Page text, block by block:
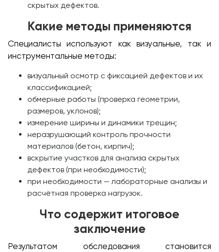
скрытых дефектов.
Какие методы применяются
Специалисты используют как визуальные, так и
инструментальные методы:
визуальный осмотр с фиксацией дефектов и их
классификацией;
обмерные работы (проверка геометрии,
размеров, уклонов);
измерение ширины и динамики трещин;
неразрушающий контроль прочности
материалов (бетон, кирпич);
вскрытие участков для анализа скрытых
дефектов (при необходимости);
при необходимости — лабораторные анализы и
расчётная проверка нагрузок.
Что содержит итоговое
заключение
Результатом обследования становится